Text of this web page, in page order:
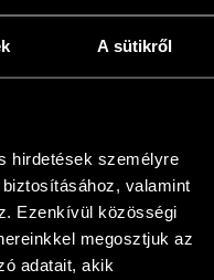
A sütikről
hirdetések személyre
valamint
Ezenkívül közösségi
megosztjuk az
adatait, akik
“Vallone” -
(40x30 cm)